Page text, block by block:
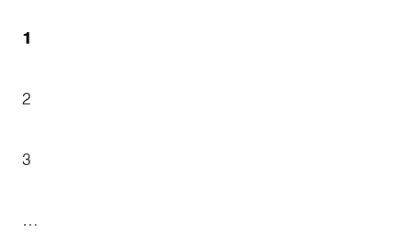
1
2
3
…